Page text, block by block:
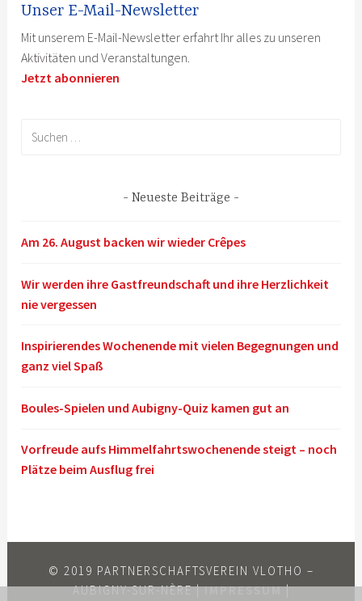
Unser E-Mail-Newsletter
Mit unserem E-Mail-Newsletter erfahrt Ihr alles zu unseren
Aktivitäten und Veranstaltungen.
Jetzt abonnieren
Neueste Beiträge
Am 26. August backen wir wieder Crêpes
Wir werden ihre Gastfreundschaft und ihre Herzlichkeit
nie vergessen
Inspirierendes Wochenende mit vielen Begegnungen und
ganz viel Spaß
Boules-Spielen und Aubigny-Quiz kamen gut an
Vorfreude aufs Himmelfahrtswochenende steigt – noch
Plätze beim Ausflug frei
© 2019 PARTNERSCHAFTSVEREIN VLOTHO –
AUBIGNY-SUR-NÈRE |IMPRESSUM|